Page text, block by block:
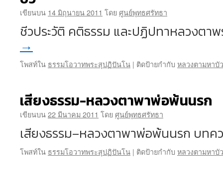
เขียนบน 14 มิถุนายน 2011 โดยศูนย์พุทธศรัทธา
ชีวประวัติ คติธรรม และปฏิปทาหลวงตา
→
โพสท์ใน ธรรมโอวาทพระสุปฏิปันโน | ติดป้ายกำกับ หลวงตามหาบัว
เสียงธรรม-หลวงตาพาพ่อพ้นนรก
เขียนบน22 มีนาคม 2011 โดยศูนย์พุทธศรัทธา
เสียงธรรม–หลวงตาพาพ่อพ้นนรก บทค
โพสท์ใน ธรรมโอวาทพระสุปฏิปันโน | ติดป้ายกำกับ หลวงตามหาบัว